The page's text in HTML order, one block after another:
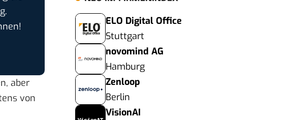
aber
von
ELO Digital Office
Stuttgart
novomind AG
Hamburg
Zenloop
Berlin
VisionAI